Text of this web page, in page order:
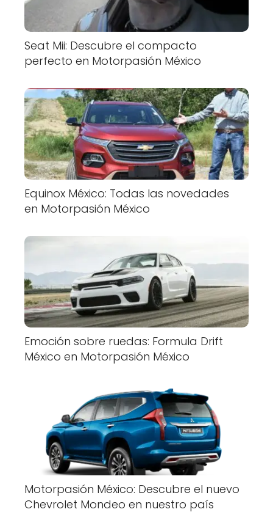
Seat Mii: Descubre el compacto
perfecto en Motorpasión México
Equinox México: Todas las novedades
en Motorpasión México
Emoción sobre ruedas: Formula Drift
México en Motorpasión México
Motorpasión México: Descubre el nuevo
Chevrolet Mondeo en nuestro país